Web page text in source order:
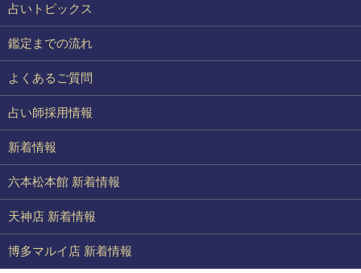
占いトピックス
鑑定までの流れ
よくあるご質問
占い師採用情報
新着情報
六本松本館 新着情報
天神店 新着情報
博多マルイ店 新着情報